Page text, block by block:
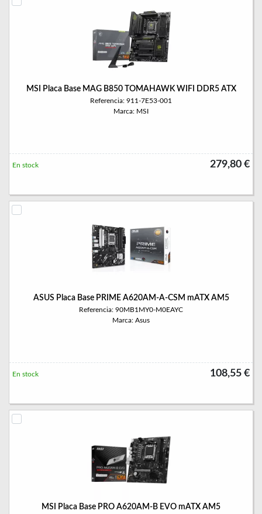
MSI Placa Base MAG B850 TOMAHAWK WIFI DDR5 ATX
Referencia: 911-7E53-001
Marca: MSI
279,80 €
En stock
ASUS Placa Base PRIME A620AM-A-CSM mATX AM5
Referencia: 90MB1MY0-M0EAYC
Marca: Asus
108,55 €
En stock
MSI Placa Base PRO A620AM-B EVO mATX AM5